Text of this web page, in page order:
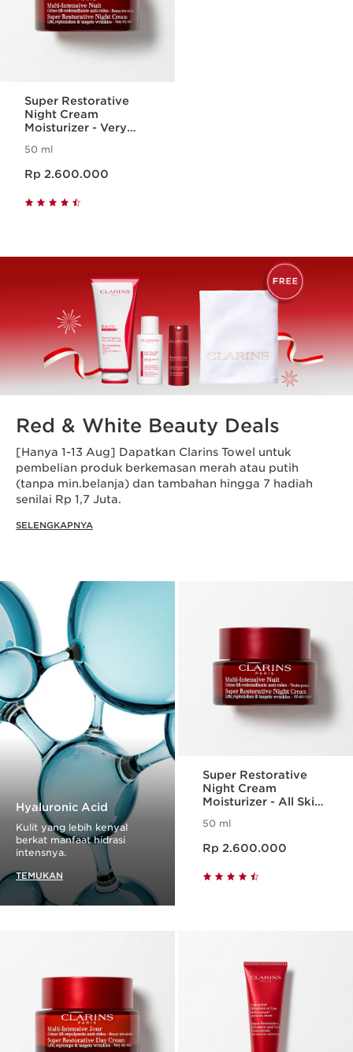
Super Restorative
Night Cream
Moisturizer - Very
50 ml
Rp 2.600.000
Red & White Beauty Deals
[Hanya 1-13 Aug] Dapatkan Clarins Towel untuk
pembelian produk berkemasan merah atau putih
(tanpa min.belanja) dan tambahan hingga 7 hadiah
senilai Rp 1,7 Juta.
SELENGKAPNYA
Hyaluronic Acid
Kulit yang lebih kenyal
berkat manfaat hidrasi
intensnya.
TEMUKAN
Super Restorative
Night Cream
Moisturizer - All Skin
50 ml
Rp 2.600.000